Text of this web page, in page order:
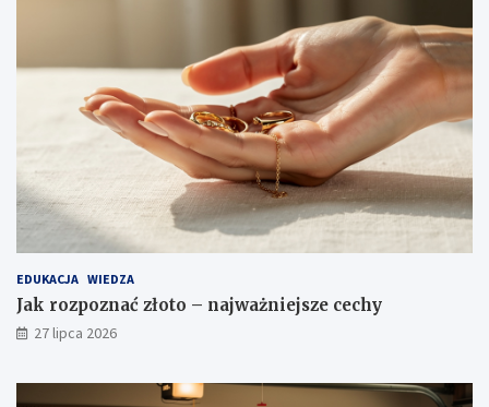
EDUKACJA WIEDZA
Jak rozpoznać złoto – najważniejsze cechy
27 lipca 2026